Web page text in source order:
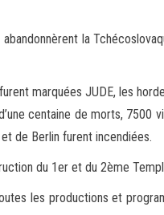
la
marquées JUDE, les
centaine de morts, 7500
de Berlin furent incendiées.
du 1er et du 2ème
les productions et